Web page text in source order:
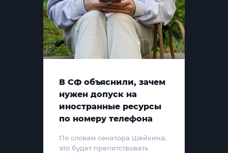
В СФ объяснили, зачем
нужен допуск на
иностранные ресурсы
по номеру телефона
По словам сенатора Шейкина,
это будет препятствовать